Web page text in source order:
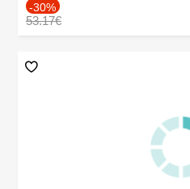
-30%
53.17€